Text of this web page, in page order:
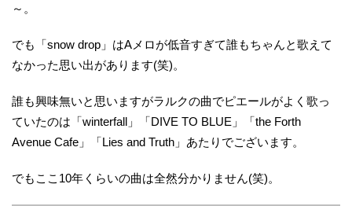
～。
でも「snow drop」はAメロが低音すぎて誰もちゃんと歌えて
なかった思い出があります(笑)。
誰も興味無いと思いますがラルクの曲でピエールがよく歌っ
ていたのは「winterfall」「DIVE TO BLUE」「the Forth
Avenue Cafe」「Lies and Truth」あたりでございます。
でもここ10年くらいの曲は全然分かりません(笑)。